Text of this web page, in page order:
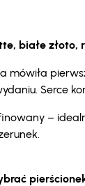
białe
mówiła
Serce
–